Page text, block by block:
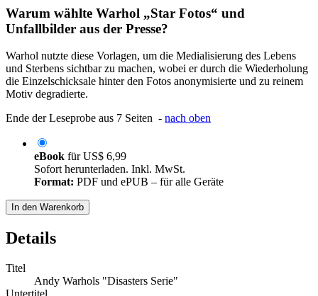
Warum wählte Warhol „Star Fotos“ und
Unfallbilder aus der Presse?
Warhol nutzte diese Vorlagen, um die Medialisierung des Lebens
und Sterbens sichtbar zu machen, wobei er durch die Wiederholung
die Einzelschicksale hinter den Fotos anonymisierte und zu reinem
Motiv degradierte.
Ende der Leseprobe aus 7 Seiten - nach oben
eBook fürUS$ 6,99
Sofort herunterladen. Inkl. MwSt.
Format: PDF und ePUB – für alle Geräte
In den Warenkorb
Details
Titel
Andy Warhols "Disasters Serie"
Untertitel